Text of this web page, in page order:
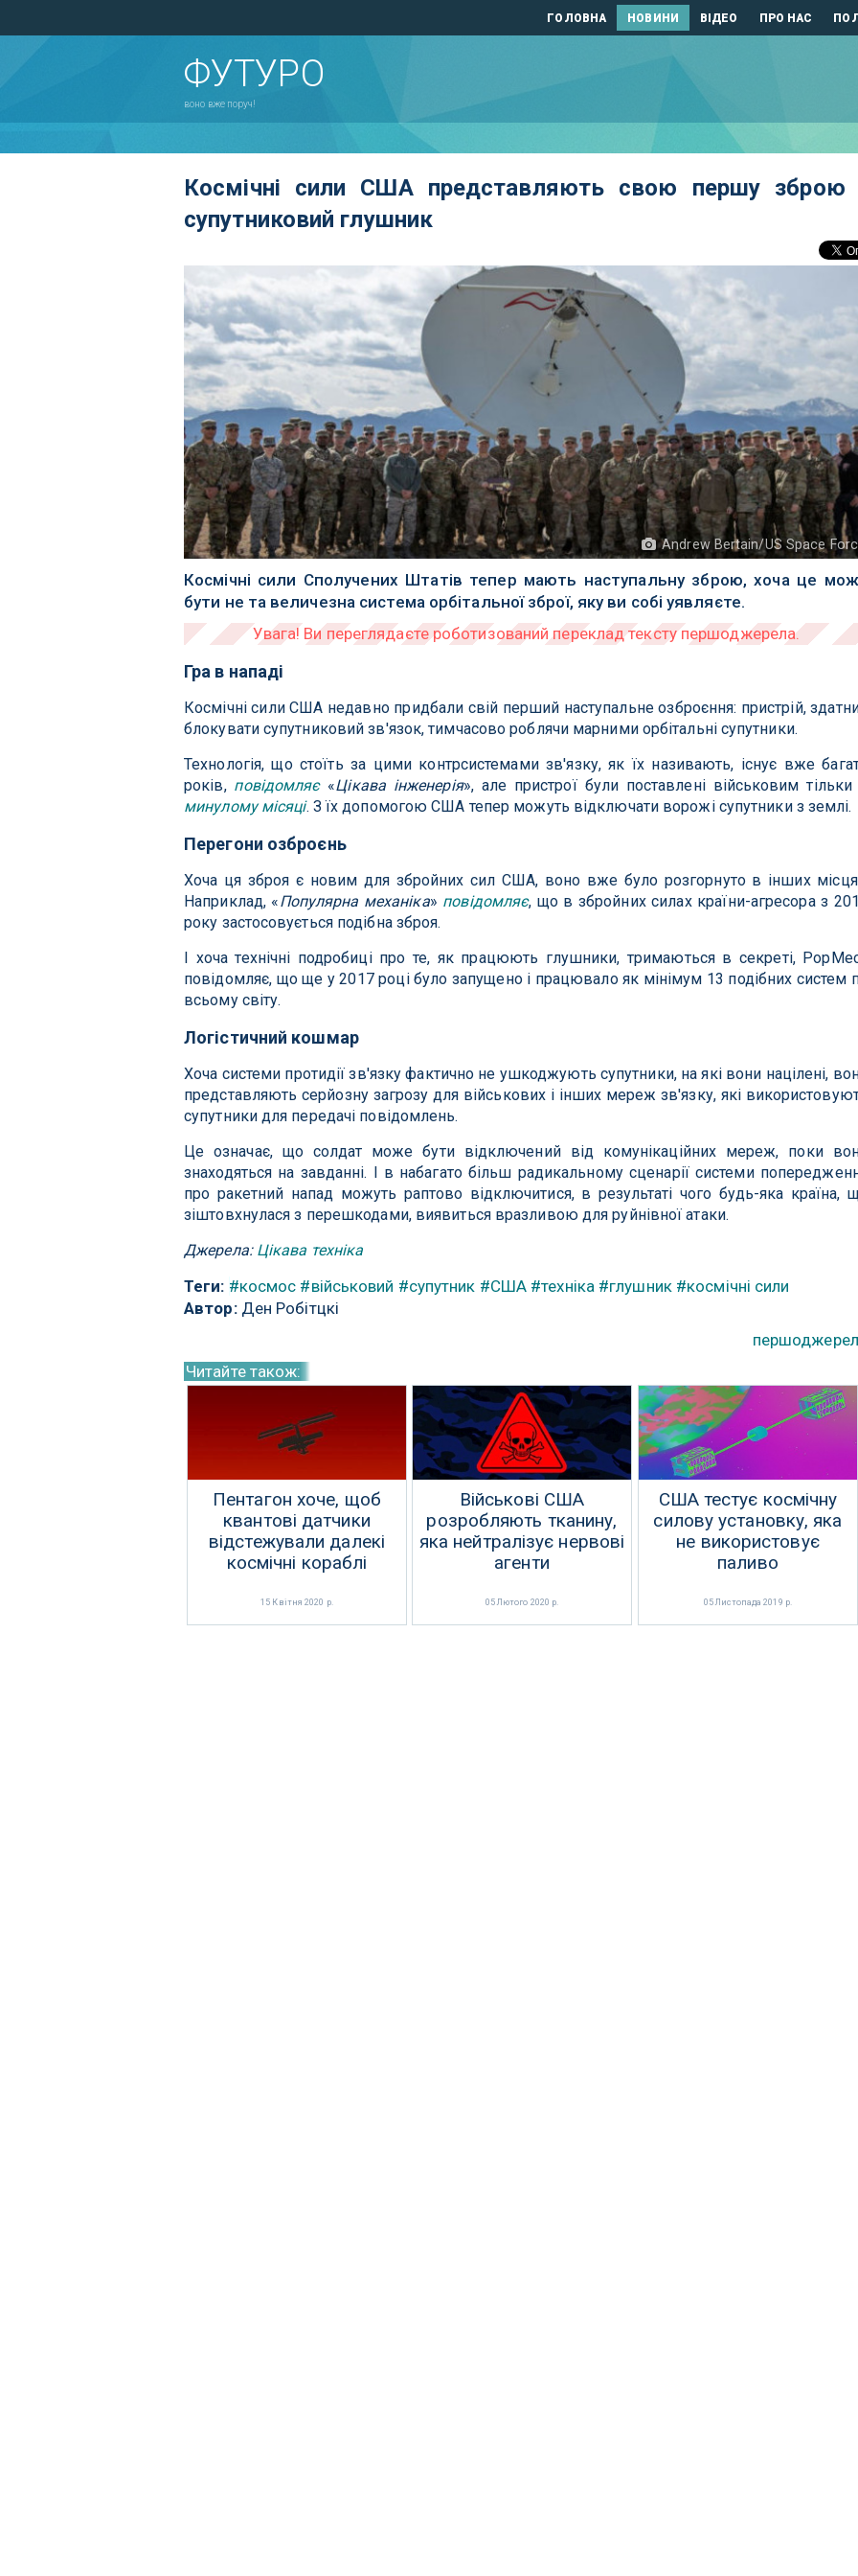
ГОЛОВНА НОВИНИ ВІДЕО ПРО НАС
ФУТУРО
воно вже поруч!
Космічні сили США представляють свою першу зброю
супутниковий глушник
Andrew Bertain/US Space
Космічні сили Сполучених Штатів тепер мають наступальну зброю, хоча це
бути не та величезна система орбітальної зброї, яку ви собі уявляєте.
Гра в нападі
Космічні сили США недавно придбали свій перший наступальне озброєння: пристрій,
блокувати супутниковий зв'язок, тимчасово роблячи марними орбітальні супутники.
Технологія, що стоїть за цими контрсистемами зв'язку, як їх називають, існує вже
років, повідомляє«Цікава інженерія», але пристрої були поставлені військовим
минулому місяці. З їх допомогою США тепер можуть відключати ворожі супутники з землі.
Перегони озброєнь
Хоча ця зброя є новим для збройних сил США, воно вже було розгорнуто в інших
Наприклад, «Популярна механіка» повідомляє, що в збройних силах країни-агресора з
року застосовується подібна зброя.
І хоча технічні подробиці про те, як працюють глушники, тримаються в секреті,
повідомляє, що ще у 2017 році було запущено і працювало як мінімум 13 подібних систем
всьому світу.
Логістичний кошмар
Хоча системи протидії зв'язку фактично не ушкоджують супутники, на які вони націлені,
представляють серйозну загрозу для військових і інших мереж зв'язку, які
супутники для передачі повідомлень.
Це означає, що солдат може бути відключений від комунікаційних мереж, поки
знаходяться на завданні. І в набагато більш радикальному сценарії системи
про ракетний напад можуть раптово відключитися, в результаті чого будь-яка країна,
зіштовхнулася з перешкодами, виявиться вразливою для руйнівної атаки.
Джерела: Цікава техніка
Теги: #космос #військовий #супутник #США #техніка #глушник #космічні сили
Автор:Ден Робітцкі
Читайте також:
Пентагон хоче, щоб
квантові датчики
відстежували далекі
космічні кораблі
15 Квітня 2020 р.
Військові США
розробляють тканину,
яка нейтралізує нервові
агенти
05 Лютого 2020 р.
США тестує космічну
силову установку, яка
не використовує
паливо
05 Листопада 2019 р.